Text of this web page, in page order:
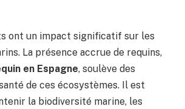
ont un impact significatif sur les
La présence accrue de requins,
en Espagne, soulève des
de ces écosystèmes. Il est
la biodiversité marine, les